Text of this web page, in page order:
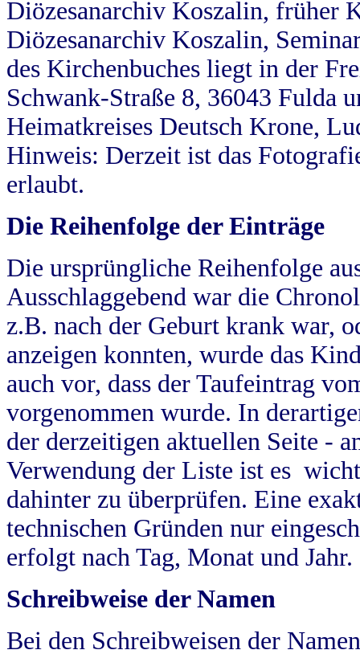
Diözesanarchiv Koszalin, früher
Diözesanarchiv Koszalin,
des Kirchenbuches liegt in der
Schwank-Straße 8, 36043 Fulda
Heimatkreises Deutsch Krone,
Hinweis: Derzeit ist das
erlaubt.
Die Reihenfolge der Einträge
Die ursprüngliche Reihenfolge
Ausschlaggebend war die
z.B. nach der Geburt krank war,
anzeigen konnten, wurde das
auch vor, dass der Taufeintrag
vorgenommen wurde. In
der derzeitigen aktuellen Seite -
Verwendung der Liste ist es
dahinter zu überprüfen. Eine
technischen Gründen nur
erfolgt nach Tag, Monat und Jahr.
Schreibweise der Namen
Bei den Schreibweisen der